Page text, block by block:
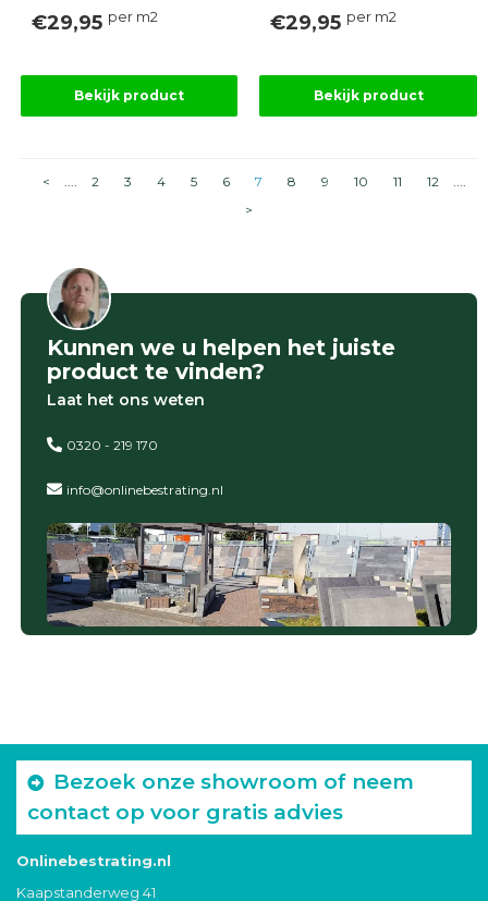
€29,95 per m2
Bekijk product
€29,95 per m2
Bekijk product
< .... 2 3 4 5 6 7 8 9 10 11 12
....
>
Kunnen we u helpen het juiste
product te vinden?
Laat het ons weten
0320 - 219 170
info@onlinebestrating.nl
Bezoek onze showroom of neem
contact op voor gratis advies
Onlinebestrating.nl
Kaapstanderweg 41